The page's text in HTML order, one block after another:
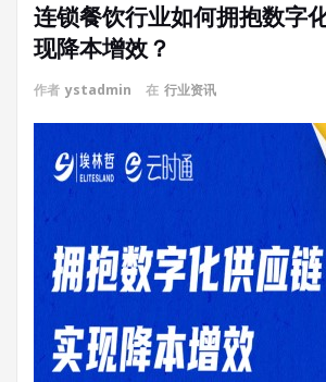
连锁餐饮行业如何拥抱数字
现降本增效？
作者 ystadmin 在 行业资讯